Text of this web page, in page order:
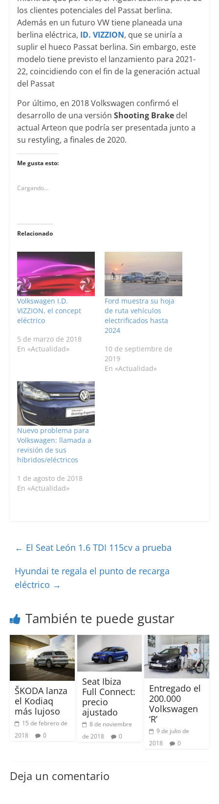
los clientes potenciales del Passat berlina.
Además en un futuro VW tiene planeada una
berlina eléctrica, ID. VIZZION, que se uniría a
suplir el hueco Passat berlina. Sin embargo, este
modelo tiene previsto el lanzamiento para 2021-
22, coincidiendo con el fin de la generación actual
del Passat
Por último, en 2018 Volkswagen confirmó el
desarrollo de una versión Shooting Brakedel
actual Arteon que podría ser presentada junto a
su restyling, a finales de 2020.
Me gusta esto:
Cargando...
Relacionado
Volkswagen I.D.
VIZZION, el concept
eléctrico
5 de marzo de 2018
En «Actualidad»
Ford muestra su hoja
de ruta vehículos
electrificados hasta
2024
10 de septiembre de
2019
En «Actualidad»
Nuevo problema para
Volkswagen: llamada a
revisión de sus
híbridos/eléctricos
1 de agosto de 2018
En «Actualidad»
← El Seat León 1.6 TDI 115cv a prueba
Hyundai te regala el punto de recarga
eléctrico →
También te puede gustar
ŠKODA lanza
el Kodiaq
más lujoso
15 de febrero de
2018
0
Seat Ibiza
Full Connect:
precio
ajustado
8 de noviembre
de 2018
0
Entregado el
200.000
Volkswagen
‘R’
9 de julio de
2018
0
Deja un comentario